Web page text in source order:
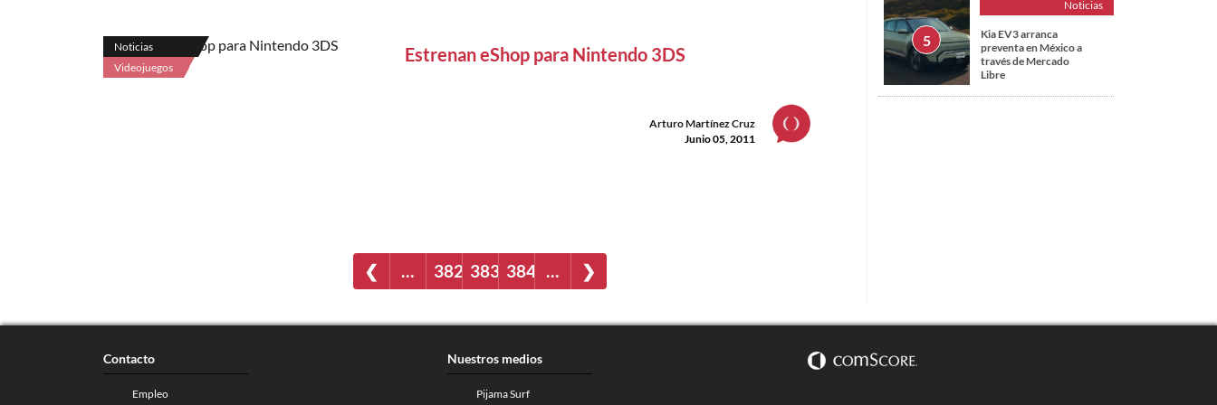
Noticias
Videojuegos
Estrenan eShop para Nintendo 3DS
Arturo Martínez Cruz
Junio 05, 2011
❮ … 382 383 384 … ❯
Noticias
Kia EV3 arranca
preventa en México a
través de Mercado
Libre
Contacto
Empleo
Nuestros medios
Pijama Surf